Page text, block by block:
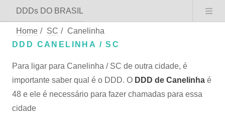
DDDs DO BRASIL
Home / SC / Canelinha
DDD CANELINHA / SC
Para ligar para Canelinha / SC de outra cidade, é
importante saber qual é o DDD. O DDD de Canelinha é
48 e ele é necessário para fazer chamadas para essa
cidade